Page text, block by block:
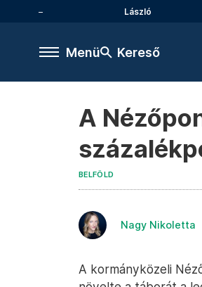
László
Menü Kereső
A
BELFÖLD
Nagy Nikoletta
A kormányközeli